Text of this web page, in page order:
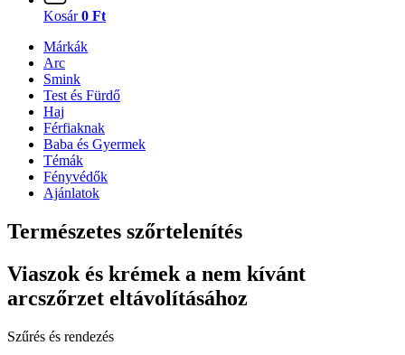
Kosár 0 Ft
Márkák
Arc
Smink
Test és Fürdő
Haj
Férfiaknak
Baba és Gyermek
Témák
Fényvédők
Ajánlatok
Természetes szőrtelenítés
Viaszok és krémek a nem kívánt
arcszőrzet eltávolításához
Szűrés és rendezés